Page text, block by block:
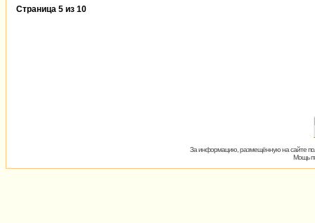
Страница 5 из 10
За информацию, размещённую на сайте
Мощь